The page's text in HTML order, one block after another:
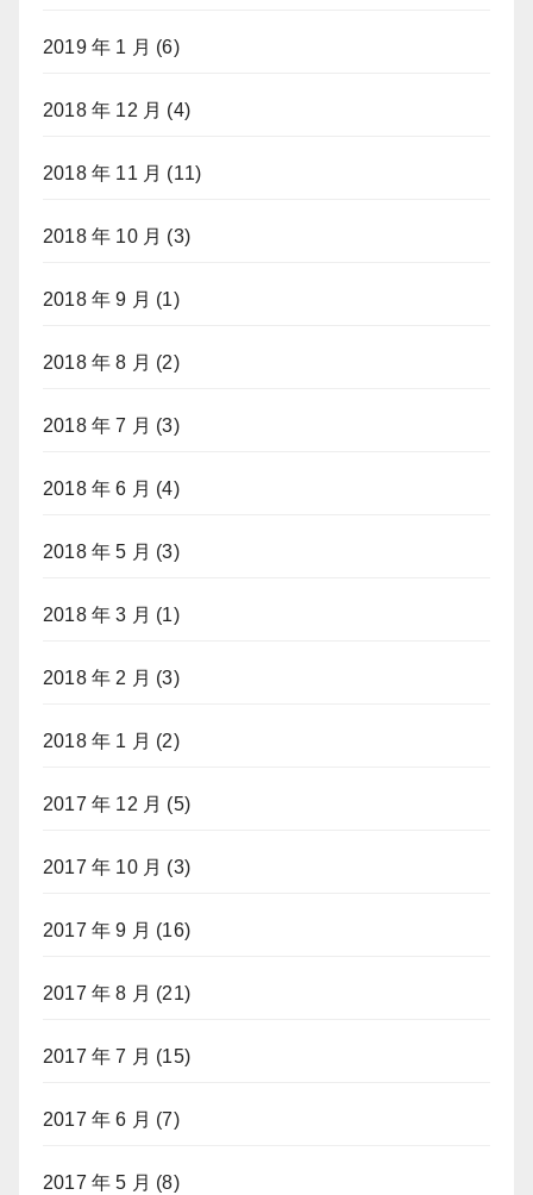
2019 年 1 月 (6)
2018 年 12 月 (4)
2018 年 11 月 (11)
2018 年 10 月 (3)
2018 年 9 月 (1)
2018 年 8 月 (2)
2018 年 7 月 (3)
2018 年 6 月 (4)
2018 年 5 月 (3)
2018 年 3 月 (1)
2018 年 2 月 (3)
2018 年 1 月 (2)
2017 年 12 月 (5)
2017 年 10 月 (3)
2017 年 9 月 (16)
2017 年 8 月 (21)
2017 年 7 月 (15)
2017 年 6 月 (7)
2017 年 5 月 (8)